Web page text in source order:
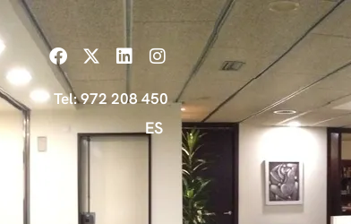
Tel: 972 208 450
ES